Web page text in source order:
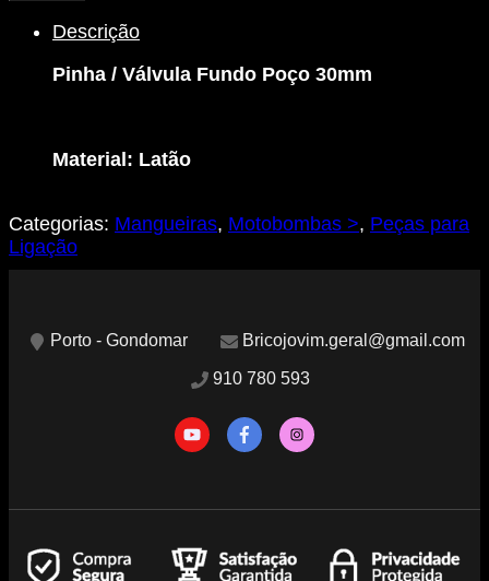
Fundo
Latão
Descrição
Pinha / Válvula Fundo Poço 30mm
Material: Latão
Categorias: Mangueiras, Motobombas >, Peças para
Ligação
Porto - Gondomar Bricojovim.geral@gmail.com
910 780 593